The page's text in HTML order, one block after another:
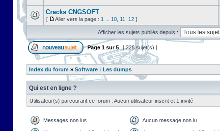
Cracks CNGSOFT
[ Aller vers la page : 1 10 11 12 ]
Afficher les sujets publiés depuis :
Page 1 sur5 [ 228 sujet(s) ]
Index du forum » Software : Les dumps
Qui est en ligne ?
Utilisateur(s) parcourant ce forum : Aucun utilisateur inscrit et 1 invité
Messages non lus Aucun message non lu